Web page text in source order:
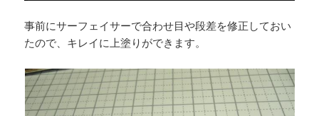
事前にサーフェイサーで合わせ目や段差を修正しておい
たので、キレイに上塗りができます。